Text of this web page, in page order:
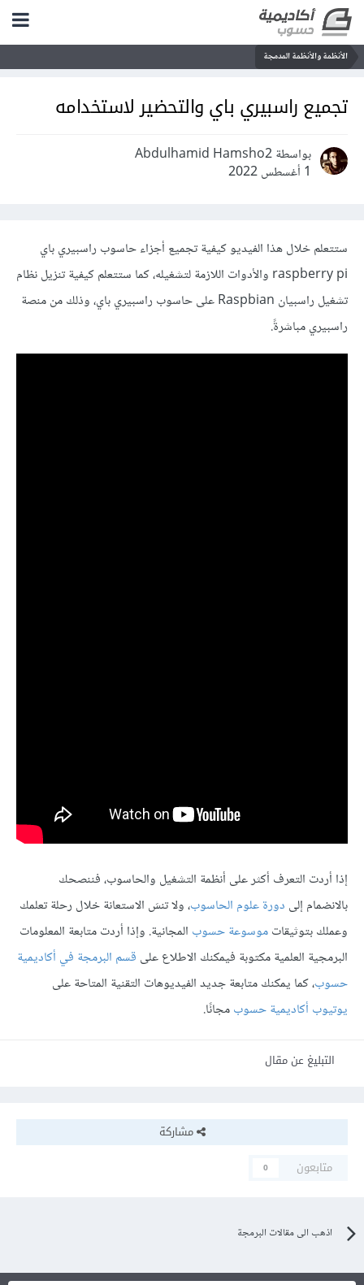
الأنظمة والأنظمة المدمجة
تجميع راسبيري باي والتحضير لاستخدامه
بواسطة Abdulhamid Hamsho2
1 أغسطس 2022
ستتعلم خلال هذا الفيديو كيفية تجميع أجزاء حاسوب راسبيري باي
raspberry pi والأدوات اللازمة لتشغيله، كما ستتعلم كيفية تنزيل نظام
تشغيل راسبيان Raspbian على حاسوب راسبيري باي، وذلك من منصة
راسبيري مباشرةً.
إذا أردت التعرف أكثر على أنظمة التشغيل والحاسوب، فننصحك
بالانضمام إلى دورة علوم الحاسوب، ولا تنسَ الاستعانة خلال رحلة تعلمك
وعملك بتوثيقاتموسوعة حسوب المجانية. وإذا أردت متابعة المعلومات
البرمجية العلمية مكتوبة فيمكنك الاطلاع على قسم البرمجة في أكاديمية
حسوب، كما يمكنك متابعة جديد الفيديوهات التقنية المتاحة على
يوتيوب أكاديمية حسوبمجانًا.
التبليغ عن مقال
مشاركة
متابعون
0
اذهب الى مقالات البرمجة